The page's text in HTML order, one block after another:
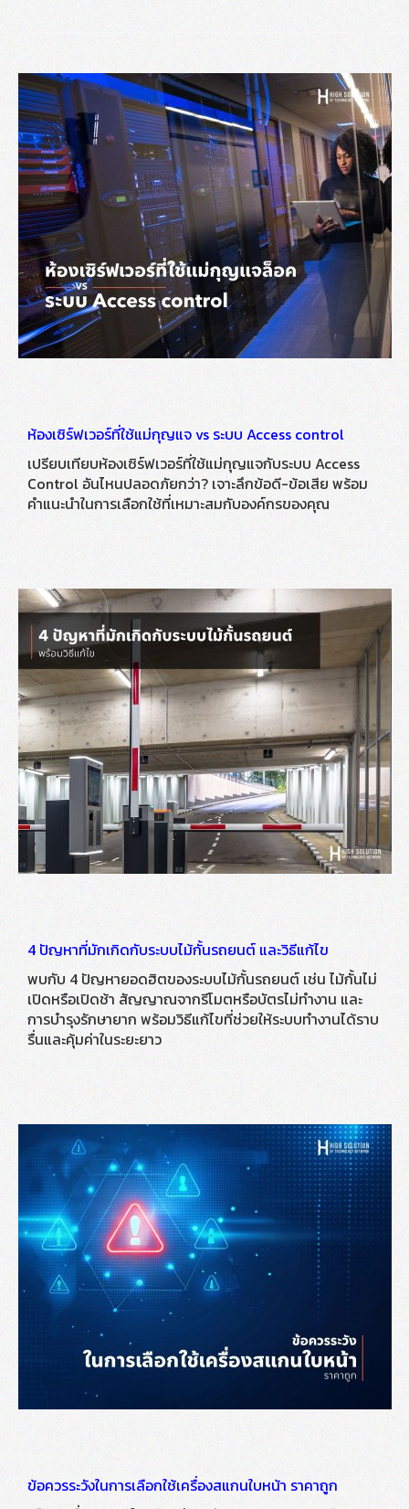
ห้องเซิร์ฟเวอร์ที่ใช้แม่กุญแจ vs ระบบ Access control
เปรียบเทียบห้องเซิร์ฟเวอร์ที่ใช้แม่กุญแจกับระบบ Access
Control อันไหนปลอดภัยกว่า? เจาะลึกข้อดี-ข้อเสีย พร้อม
คำแนะนำในการเลือกใช้ที่เหมาะสมกับองค์กรของคุณ
4 ปัญหาที่มักเกิดกับระบบไม้กั้นรถยนต์ และวิธีแก้ไข
พบกับ 4 ปัญหายอดฮิตของระบบไม้กั้นรถยนต์ เช่น ไม้กั้นไม่
เปิดหรือเปิดช้า สัญญาณจากรีโมตหรือบัตรไม่ทำงาน และ
การบำรุงรักษายาก พร้อมวิธีแก้ไขที่ช่วยให้ระบบทำงานได้ราบ
รื่นและคุ้มค่าในระยะยาว
ข้อควรระวังในการเลือกใช้เครื่องสแกนใบหน้า ราคาถูก